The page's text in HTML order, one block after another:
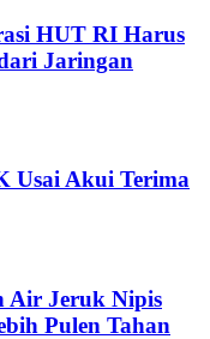
HUT RI Harus
Jaringan
Usai Akui Terima
Air Jeruk Nipis
Pulen Tahan